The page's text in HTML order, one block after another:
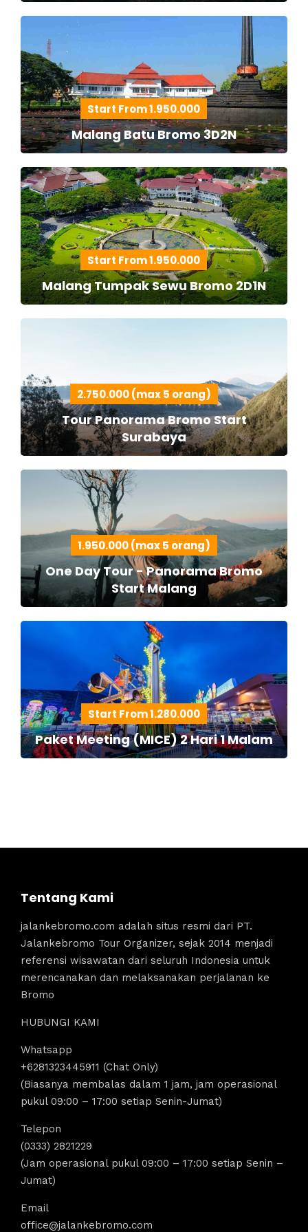
Start From 1.950.000
Malang Batu Bromo 3D2N
Start From 1.950.000
Malang Tumpak Sewu Bromo 2D1N
2.750.000 (max 5 orang)
Tour Panorama Bromo Start
Surabaya
1.950.000 (max 5 orang)
One Day Tour - Panorama Bromo
Start Malang
Start From 1.280.000
Paket Meeting (MICE) 2 Hari 1 Malam
Tentang Kami
jalankebromo.com adalah situs resmi dari PT.
Jalankebromo Tour Organizer, sejak 2014 menjadi
referensi wisawatan dari seluruh Indonesia untuk
merencanakan dan melaksanakan perjalanan ke
Bromo
HUBUNGI KAMI
Whatsapp
+6281323445911 (Chat Only)
(Biasanya membalas dalam 1 jam, jam operasional
pukul 09:00 – 17:00 setiap Senin-Jumat)
Telepon
(0333) 2821229
(Jam operasional pukul 09:00 – 17:00 setiap Senin –
Jumat)
Email
office@jalankebromo.com